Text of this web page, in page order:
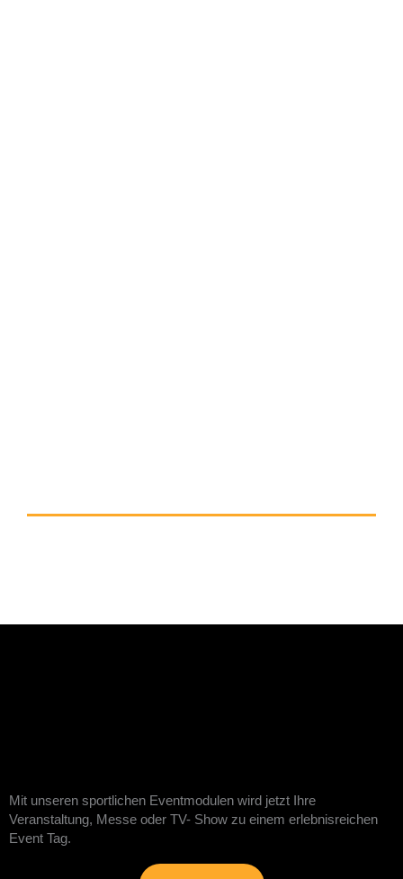
Mit unseren sportlichen Eventmodulen wird jetzt Ihre
Veranstaltung, Messe oder TV- Show zu einem erlebnisreichen
Event Tag.